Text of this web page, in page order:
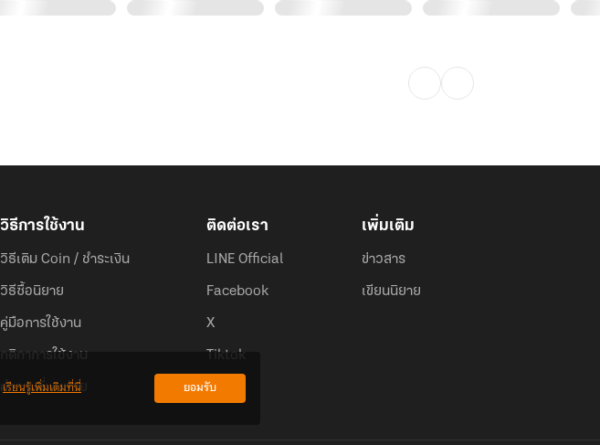
วิธีการใช้งาน
วิธีเติม Coin / ชำระเงิน
วิธีซื้อนิยาย
คู่มือการใช้งาน
กติกาการใช้งาน
คำถามที่พบบ่อย
ติดต่อเรา
LINE Official
Facebook
X
Tiktok
เพิ่มเติม
ข่าวสาร
เขียนนิยาย
เรียนรู้เพิ่มเติมที่นี่ ยอมรับ